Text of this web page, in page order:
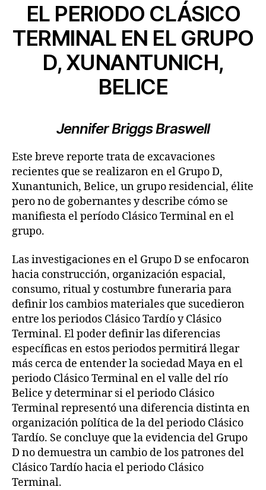
EL PERIODO CLÁSICO
TERMINAL EN EL GRUPO
D, XUNANTUNICH,
BELICE
Jennifer Briggs Braswell
Este breve reporte trata de excavaciones
recientes que se realizaron en el Grupo D,
Xunantunich, Belice, un grupo residencial, élite
pero no de gobernantes y describe cómo se
manifiesta el período Clásico Terminal en el
grupo.
Las investigaciones en el Grupo D se enfocaron
hacia construcción, organización espacial,
consumo, ritual y costumbre funeraria para
definir los cambios materiales que sucedieron
entre los periodos Clásico Tardío y Clásico
Terminal. El poder definir las diferencias
específicas en estos periodos permitirá llegar
más cerca de entender la sociedad Maya en el
periodo Clásico Terminal en el valle del río
Belice y determinar si el periodo Clásico
Terminal representó una diferencia distinta en
organización política de la del periodo Clásico
Tardío. Se concluye que la evidencia del Grupo
D no demuestra un cambio de los patrones del
Clásico Tardío hacia el periodo Clásico
Terminal.